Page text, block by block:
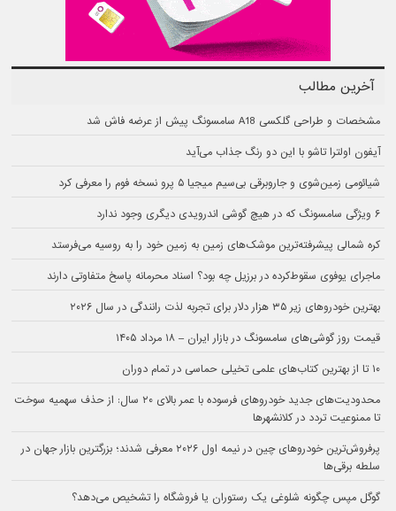
آخرین مطالب
مشخصات و طراحی گلکسی A18 سامسونگ پیش از عرضه فاش شد
آیفون اولترا تاشو با این دو رنگ جذاب می‌آید
شیائومی زمین‌شوی و جاروبرقی بی‌سیم میجیا ۵ پرو نسخه فوم را معرفی کرد
۶ ویژگی سامسونگ که در هیچ گوشی اندرویدی دیگری وجود ندارد
کره شمالی پیشرفته‌ترین موشک‌های زمین به زمین خود را به روسیه می‌فرستد
ماجرای یوفوی سقوط‌کرده در برزیل چه بود؟ اسناد محرمانه پاسخ متفاوتی دارند
بهترین خودروهای زیر ۳۵ هزار دلار برای تجربه لذت رانندگی در سال ۲۰۲۶
قیمت روز گوشی‌های سامسونگ در بازار ایران – ۱۸ مرداد ۱۴۰۵
۱۰ تا از بهترین کتاب‌های علمی تخیلی حماسی در تمام دوران
محدودیت‌های جدید خودروهای فرسوده با عمر بالای ۲۰ سال: از حذف سهمیه سوخت
تا ممنوعیت تردد در کلانشهرها
پرفروش‌ترین خودروهای چین در نیمه اول ۲۰۲۶ معرفی شدند؛ بزرگترین بازار جهان در
سلطه برقی‌ها
گوگل مپس چگونه شلوغی یک رستوران یا فروشگاه را تشخیص می‌دهد؟